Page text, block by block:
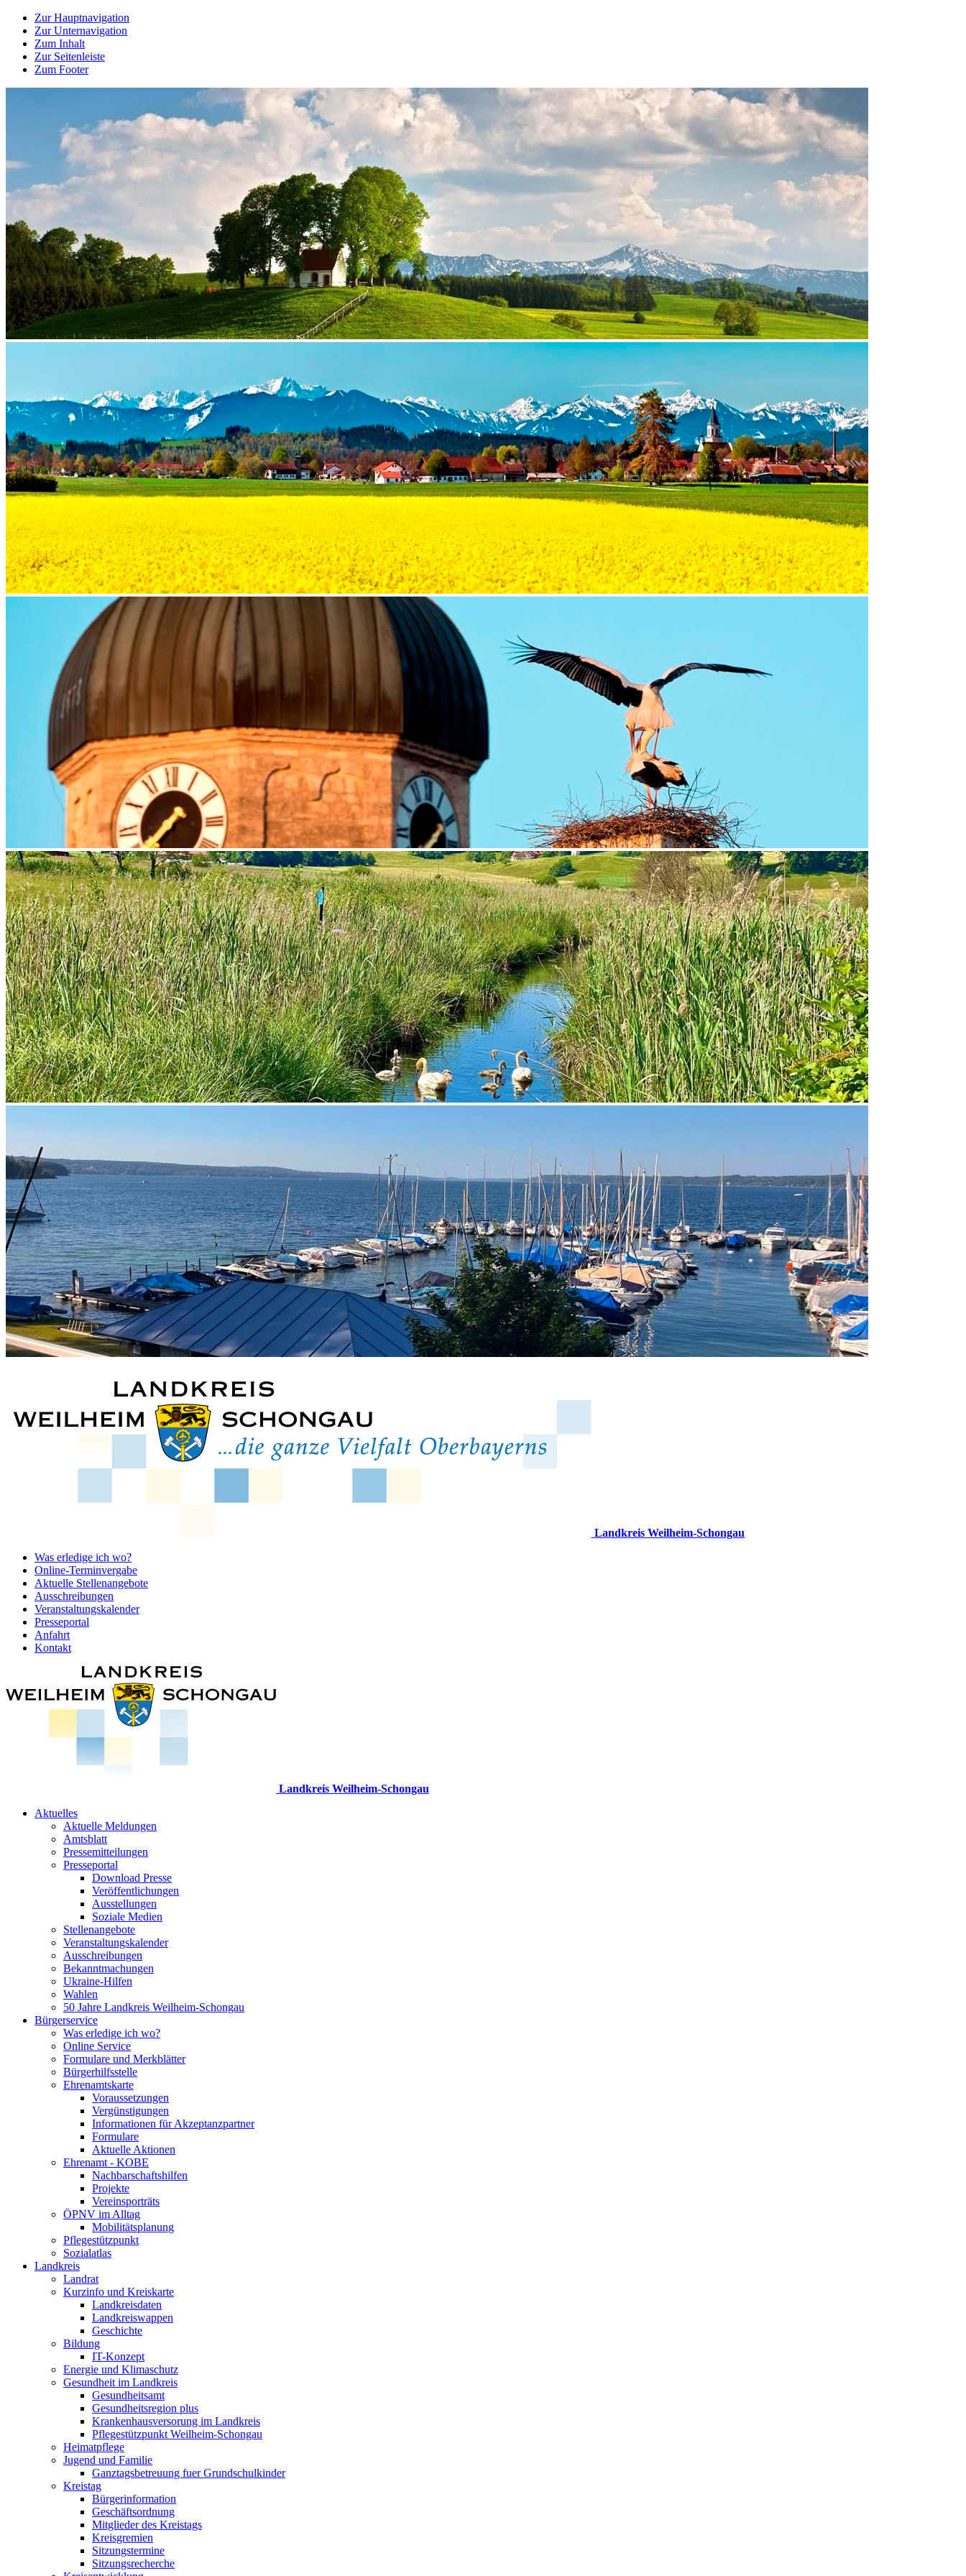
Zur Hauptnavigation
Zur Unternavigation
Zum Inhalt
Zur Seitenleiste
Zum Footer
Landkreis Weilheim-Schongau
Was erledige ich wo?
Online-Terminvergabe
Aktuelle Stellenangebote
Ausschreibungen
Veranstaltungskalender
Presseportal
Anfahrt
Kontakt
Landkreis Weilheim-Schongau
Aktuelles
Aktuelle Meldungen
Amtsblatt
Pressemitteilungen
Presseportal
Download Presse
Veröffentlichungen
Ausstellungen
Soziale Medien
Stellenangebote
Veranstaltungskalender
Ausschreibungen
Bekanntmachungen
Ukraine-Hilfen
Wahlen
50 Jahre Landkreis Weilheim-Schongau
Bürgerservice
Was erledige ich wo?
Online Service
Formulare und Merkblätter
Bürgerhilfsstelle
Ehrenamtskarte
Voraussetzungen
Vergünstigungen
Informationen für Akzeptanzpartner
Formulare
Aktuelle Aktionen
Ehrenamt - KOBE
Nachbarschaftshilfen
Projekte
Vereinsporträts
ÖPNV im Alltag
Mobilitätsplanung
Pflegestützpunkt
Sozialatlas
Landkreis
Landrat
Kurzinfo und Kreiskarte
Landkreisdaten
Landkreiswappen
Geschichte
Bildung
IT-Konzept
Energie und Klimaschutz
Gesundheit im Landkreis
Gesundheitsamt
Gesundheitsregion plus
Krankenhausversorung im Landkreis
Pflegestützpunkt Weilheim-Schongau
Heimatpflege
Jugend und Familie
Ganztagsbetreuung fuer Grundschulkinder
Kreistag
Bürgerinformation
Geschäftsordnung
Mitglieder des Kreistags
Kreisgremien
Sitzungstermine
Sitzungsrecherche